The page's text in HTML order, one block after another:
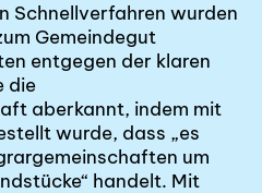
wurden
Gemeindegut
entgegen der klaren
die
aberkannt, indem mit
wurde, dass „es
um
handelt. Mit